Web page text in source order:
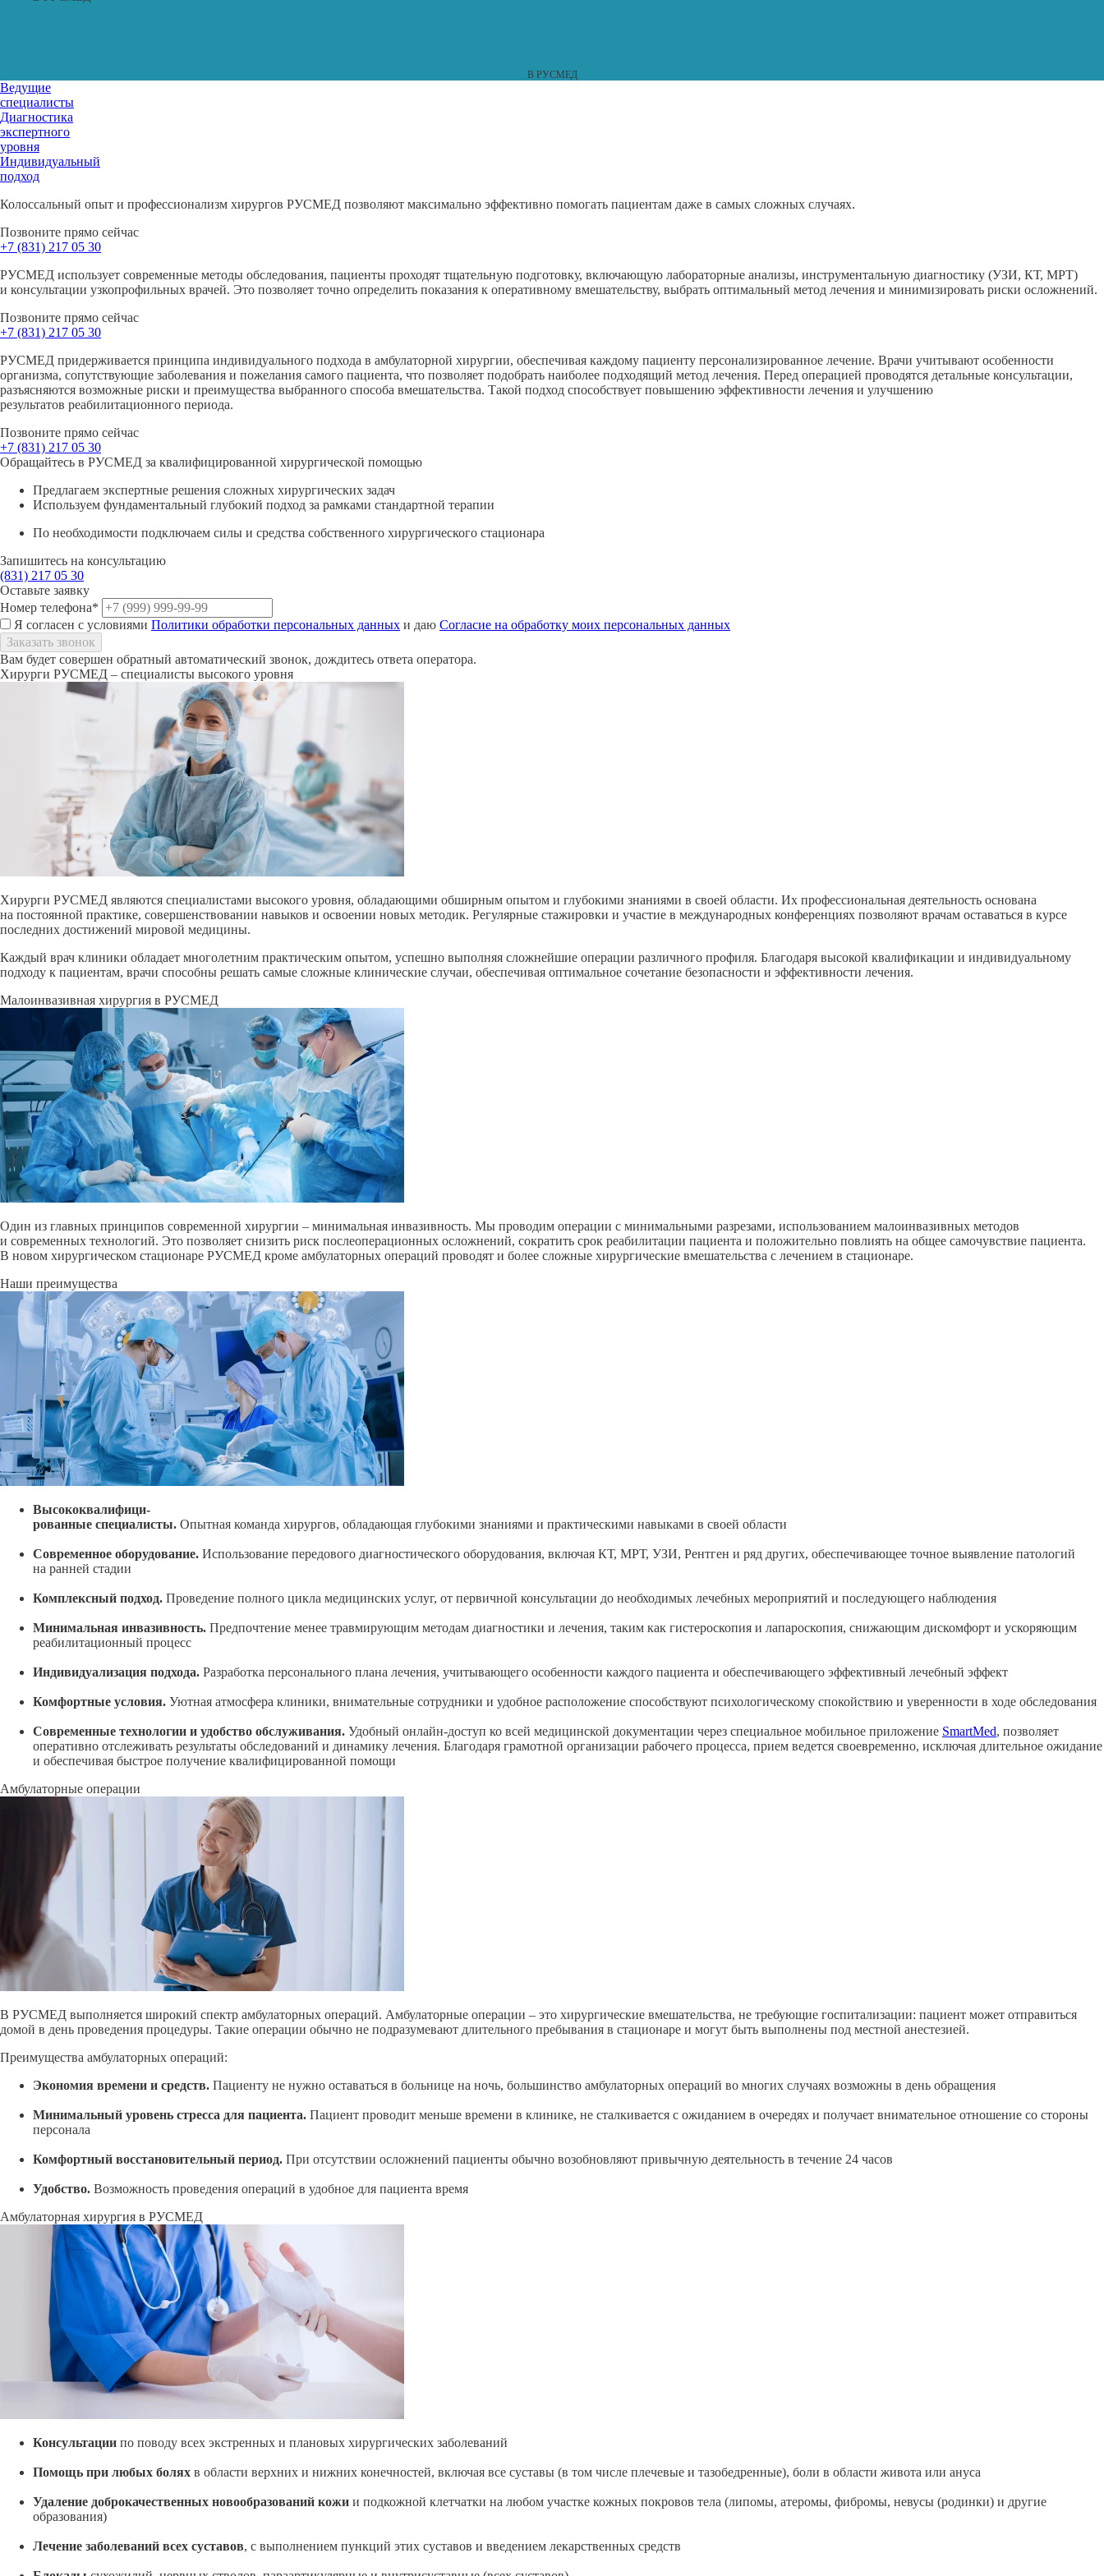
В РУСМЕД
Ведущие
специалисты
Диагностика
экспертного
уровня
Индивидуальный
подход
Колоссальный опыт и профессионализм хирургов РУСМЕД позволяют максимально эффективно помогать пациентам даже в самых сложных случаях.
Позвоните прямо сейчас
+7 (831) 217 05 30
РУСМЕД использует современные методы обследования, пациенты проходят тщательную подготовку, включающую лабораторные анализы, инструментальную диагностику (УЗИ, КТ, МРТ)
и консультации узкопрофильных врачей. Это позволяет точно определить показания к оперативному вмешательству, выбрать оптимальный метод лечения и минимизировать риски осложнений.
Позвоните прямо сейчас
+7 (831) 217 05 30
РУСМЕД придерживается принципа индивидуального подхода в амбулаторной хирургии, обеспечивая каждому пациенту персонализированное лечение. Врачи учитывают особенности
организма, сопутствующие заболевания и пожелания самого пациента, что позволяет подобрать наиболее подходящий метод лечения. Перед операцией проводятся детальные консультации,
разъясняются возможные риски и преимущества выбранного способа вмешательства. Такой подход способствует повышению эффективности лечения и улучшению
результатов реабилитационного периода.
Позвоните прямо сейчас
+7 (831) 217 05 30
Обращайтесь в РУСМЕД за квалифицированной хирургической помощью
Предлагаем экспертные решения сложных хирургических задач
Используем фундаментальный глубокий подход за рамками стандартной терапии
По необходимости подключаем силы и средства собственного хирургического стационара
Запишитесь на консультацию
(831) 217 05 30
Оставьте заявку
Номер телефона*
Я согласен с условиями Политики обработки персональных данных и даю Согласие на обработку моих персональных данных
Вам будет совершен обратный автоматический звонок, дождитесь ответа оператора.
Хирурги РУСМЕД – специалисты высокого уровня
Хирурги РУСМЕД являются специалистами высокого уровня, обладающими обширным опытом и глубокими знаниями в своей области. Их профессиональная деятельность основана
на постоянной практике, совершенствовании навыков и освоении новых методик. Регулярные стажировки и участие в международных конференциях позволяют врачам оставаться в курсе
последних достижений мировой медицины.
Каждый врач клиники обладает многолетним практическим опытом, успешно выполняя сложнейшие операции различного профиля. Благодаря высокой квалификации и индивидуальному
подходу к пациентам, врачи способны решать самые сложные клинические случаи, обеспечивая оптимальное сочетание безопасности и эффективности лечения.
Малоинвазивная хирургия в РУСМЕД
Один из главных принципов современной хирургии – минимальная инвазивность. Мы проводим операции с минимальными разрезами, использованием малоинвазивных методов
и современных технологий. Это позволяет снизить риск послеоперационных осложнений, сократить срок реабилитации пациента и положительно повлиять на общее самочувствие пациента.
В новом хирургическом стационаре РУСМЕД кроме амбулаторных операций проводят и более сложные хирургические вмешательства с лечением в стационаре.
Наши преимущества
Высококвалифици-
рованные специалисты. Опытная команда хирургов, обладающая глубокими знаниями и практическими навыками в своей области
Современное оборудование. Использование передового диагностического оборудования, включая КТ, МРТ, УЗИ, Рентген и ряд других, обеспечивающее точное выявление патологий
на ранней стадии
Комплексный подход. Проведение полного цикла медицинских услуг, от первичной консультации до необходимых лечебных мероприятий и последующего наблюдения
Минимальная инвазивность. Предпочтение менее травмирующим методам диагностики и лечения, таким как гистероскопия и лапароскопия, снижающим дискомфорт и ускоряющим
реабилитационный процесс
Индивидуализация подхода. Разработка персонального плана лечения, учитывающего особенности каждого пациента и обеспечивающего эффективный лечебный эффект
Комфортные условия. Уютная атмосфера клиники, внимательные сотрудники и удобное расположение способствуют психологическому спокойствию и уверенности в ходе обследования
Современные технологии и удобство обслуживания. Удобный онлайн-доступ ко всей медицинской документации через специальное мобильное приложение SmartMed, позволяет
оперативно отслеживать результаты обследований и динамику лечения. Благодаря грамотной организации рабочего процесса, прием ведется своевременно, исключая длительное ожидание
и обеспечивая быстрое получение квалифицированной помощи
Амбулаторные операции
В РУСМЕД выполняется широкий спектр амбулаторных операций. Амбулаторные операции – это хирургические вмешательства, не требующие госпитализации: пациент может отправиться
домой в день проведения процедуры. Такие операции обычно не подразумевают длительного пребывания в стационаре и могут быть выполнены под местной анестезией.
Преимущества амбулаторных операций:
Экономия времени и средств. Пациенту не нужно оставаться в больнице на ночь, большинство амбулаторных операций во многих случаях возможны в день обращения
Минимальный уровень стресса для пациента. Пациент проводит меньше времени в клинике, не сталкивается с ожиданием в очередях и получает внимательное отношение со стороны
персонала
Комфортный восстановительный период. При отсутствии осложнений пациенты обычно возобновляют привычную деятельность в течение 24 часов
Удобство. Возможность проведения операций в удобное для пациента время
Амбулаторная хирургия в РУСМЕД
Консультации по поводу всех экстренных и плановых хирургических заболеваний
Помощь при любых болях в области верхних и нижних конечностей, включая все суставы (в том числе плечевые и тазобедренные), боли в области живота или ануса
Удаление доброкачественных новообразований кожи и подкожной клетчатки на любом участке кожных покровов тела (липомы, атеромы, фибромы, невусы (родинки) и другие
образования)
Лечение заболеваний всех суставов, с выполнением пункций этих суставов и введением лекарственных средств